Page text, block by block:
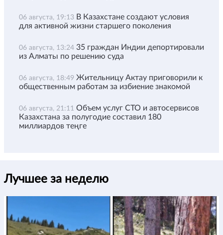
06 августа, 19:13 В Казахстане создают условия
для активной жизни старшего поколения
06 августа, 13:24 35 граждан Индии депортировали
из Алматы по решению суда
06 августа, 18:49 Жительницу Актау приговорили к
общественным работам за избиение знакомой
06 августа, 21:11 Объем услуг СТО и автосервисов
Казахстана за полугодие составил 180
миллиардов теңге
Лучшее за неделю